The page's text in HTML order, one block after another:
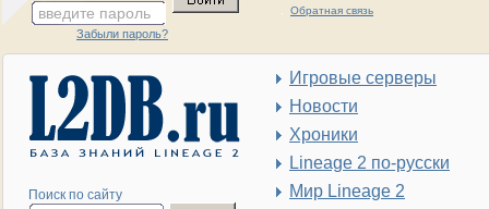
Обратная связь
введите пароль
Забыли пароль?
Поиск по сайту
Игровые серверы
Новости
Хроники
Lineage 2 по-русски
Мир Lineage 2